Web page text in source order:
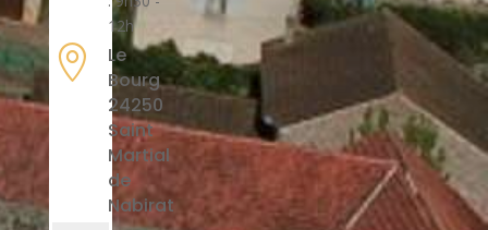
12h

Le
Bourg
24250
Saint
Martial
de
Nabirat